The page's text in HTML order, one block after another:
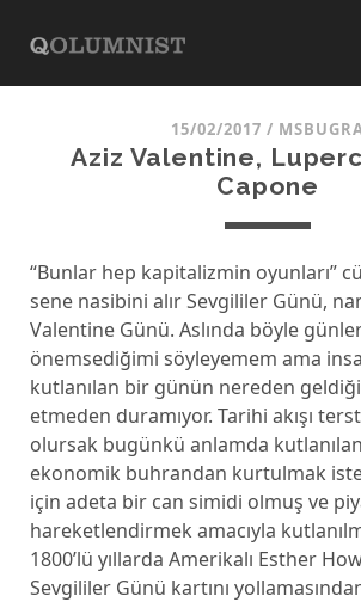
15/02/2017 /
Aziz Valentine,
Capone
“Bunlar hep kapitalizmin oyunları”
sene nasibini alır Sevgililer Günü,
Valentine Günü. Aslında böyle
önemsediğimi söyleyemem ama
kutlanılan bir günün nereden
etmeden duramıyor. Tarihi akışı
olursak bugünkü anlamda
ekonomik buhrandan kurtulmak
için adeta bir can simidi olmuş ve
hareketlendirmek amacıyla
1800’lü yıllarda Amerikalı Esther
Sevgililer Günü kartını